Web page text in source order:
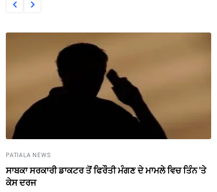
PATIALA NEWS
ਸਾਬਕਾ ਸਰਕਾਰੀ ਡਾਕਟਰ ਤੋਂ ਫਿਰੌਤੀ ਮੰਗਣ ਦੇ ਮਾਮਲੇ ਵਿਚ ਤਿੰਨ 'ਤੇ
ਕੇਸ ਦਰਜ